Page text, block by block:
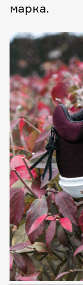
марка.